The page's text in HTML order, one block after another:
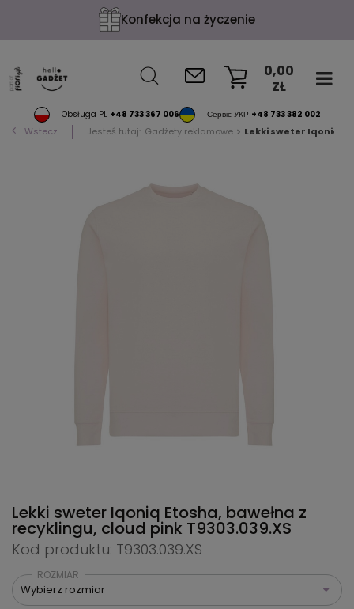
Konfekcja na życzenie
Obsługa PL +48 733 367 006 Сервіс УКР +48 733 382 002
0,00
ZŁ
Wstecz Jesteś tutaj: Gadżety reklamowe Lekki sweter Iqoniq
Lekki sweter Iqoniq Etosha, bawełna z
recyklingu, cloud pink T9303.039.XS
Kod produktu: T9303.039.XS
ROZMIAR
Wybierz rozmiar